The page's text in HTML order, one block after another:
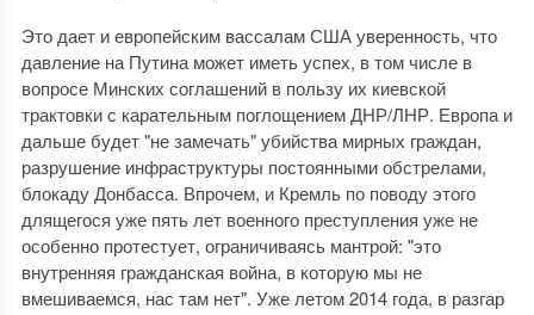
Это дает и европейским вассалам США уверенность, что
давление на Путина может иметь успех, в том числе в
вопросе Минских соглашений в пользу их киевской
трактовки с карательным поглощением ДНР/ЛНР. Европа и
дальше будет "не замечать" убийства мирных граждан,
разрушение инфраструктуры постоянными обстрелами,
блокаду Донбасса. Впрочем, и Кремль по поводу этого
длящегося уже пять лет военного преступления уже не
особенно протестует, ограничиваясь мантрой: "это
внутренняя гражданская война, в которую мы не
вмешиваемся, нас там нет". Уже летом 2014 года, в разгар